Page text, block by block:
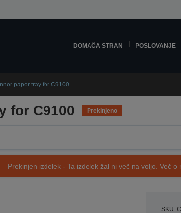
DOMAČA STRAN POSLOVANJE
paper tray for C9100
for C9100 Prekinjeno
Prekinjen izdelek - Ta izdelek žal ni več na voljo. Več o
SKU: